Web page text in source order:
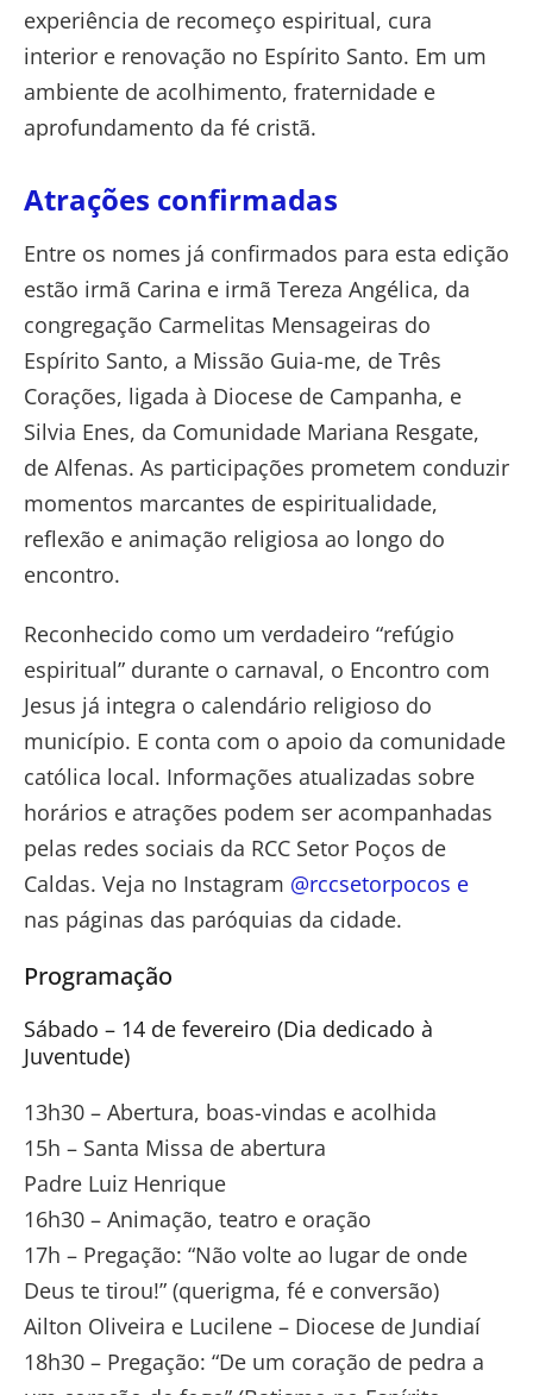
experiência de recomeço espiritual, cura
interior e renovação no Espírito Santo. Em um
ambiente de acolhimento, fraternidade e
aprofundamento da fé cristã.
Atrações confirmadas
Entre os nomes já confirmados para esta edição
estão irmã Carina e irmã Tereza Angélica, da
congregação Carmelitas Mensageiras do
Espírito Santo, a Missão Guia-me, de Três
Corações, ligada à Diocese de Campanha, e
Silvia Enes, da Comunidade Mariana Resgate,
de Alfenas. As participações prometem conduzir
momentos marcantes de espiritualidade,
reflexão e animação religiosa ao longo do
encontro.
Reconhecido como um verdadeiro “refúgio
espiritual” durante o carnaval, o Encontro com
Jesus já integra o calendário religioso do
município. E conta com o apoio da comunidade
católica local. Informações atualizadas sobre
horários e atrações podem ser acompanhadas
pelas redes sociais da RCC Setor Poços de
Caldas. Veja no Instagram @rccsetorpocos e
nas páginas das paróquias da cidade.
Programação
Sábado – 14 de fevereiro (Dia dedicado à
Juventude)
13h30 – Abertura, boas-vindas e acolhida
15h – Santa Missa de abertura
Padre Luiz Henrique
16h30 – Animação, teatro e oração
17h – Pregação: “Não volte ao lugar de onde
Deus te tirou!” (querigma, fé e conversão)
Ailton Oliveira e Lucilene – Diocese de Jundiaí
18h30 – Pregação: “De um coração de pedra a